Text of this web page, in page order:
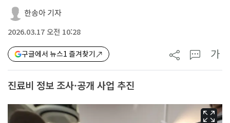
한송아 기자
2026.03.17 오전 10:28
구글에서 뉴스1 즐겨찾기 가
진료비 정보 조사·공개 사업 추진